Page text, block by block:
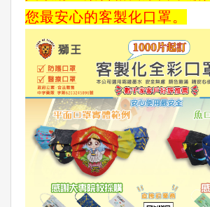
您最安心的客製化口罩。